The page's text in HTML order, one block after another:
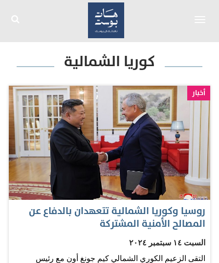
كوريا الشمالية
أخبار
روسيا وكوريا الشمالية تتعهدان بالدفاع عن
المصالح الأمنية المشتركة
السبت ١٤ سبتمبر ٢٠٢٤
التقى الزعيم الكوري الشمالي كيم جونغ أون مع رئيس